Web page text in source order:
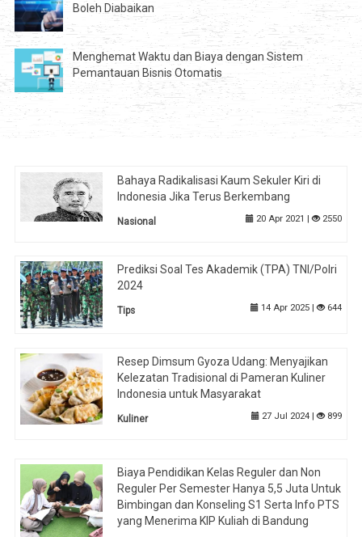
Boleh Diabaikan
Menghemat Waktu dan Biaya dengan Sistem
Pemantauan Bisnis Otomatis
Bahaya Radikalisasi Kaum Sekuler Kiri di
Indonesia Jika Terus Berkembang
Nasional 20 Apr 2021 | 2550
Prediksi Soal Tes Akademik (TPA) TNI/Polri
2024
Tips 14 Apr 2025 | 644
Resep Dimsum Gyoza Udang: Menyajikan
Kelezatan Tradisional di Pameran Kuliner
Indonesia untuk Masyarakat
Kuliner 27 Jul 2024 | 899
Biaya Pendidikan Kelas Reguler dan Non
Reguler Per Semester Hanya 5,5 Juta Untuk
Bimbingan dan Konseling S1 Serta Info PTS
yang Menerima KIP Kuliah di Bandung